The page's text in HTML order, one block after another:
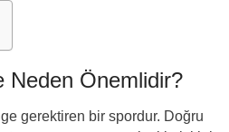
Neden Önemlidir?
gerektiren bir spordur. Doğru